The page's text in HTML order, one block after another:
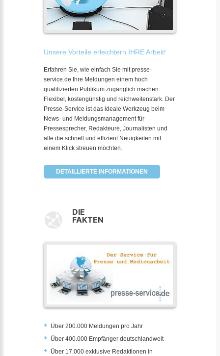
Unsere Vorteile erleichtern IHRE Arbeit!
Erfahren Sie, wie einfach Sie mit presse-
service.de Ihre Meldungen einem hoch
qualifizierten Publikum zugänglich machen.
Flexibel, kostengünstig und reichweitenstark. Der
Presse-Service ist das ideale Werkzeug beim
News- und Meldungsmanagement für
Pressesprecher, Redakteure, Journalisten und
alle die schnell und effizient Neuigkeiten mit
einem Klick streuen möchten.
DETAILLIERTE INFORMATIONEN
DIE
FAKTEN
Über 200.000 Meldungen pro Jahr
Über 400.000 Empfänger deutschlandweit
Über 17.000 exklusive Redaktionen in